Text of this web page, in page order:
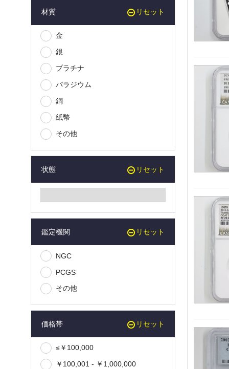
材質 リセット
金
銀
プラチナ
パラジウム
銅
紙幣
その他
状態 リセット
鑑定機関 リセット
NGC
PCGS
その他
価格帯 リセット
≤￥100,000
￥100,001 - ￥1,000,000